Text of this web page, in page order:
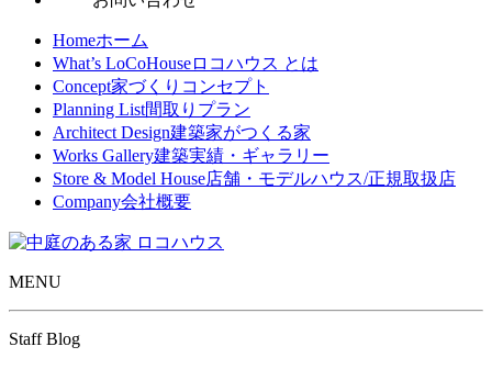
Homeホーム
What’s LoCoHouseロコハウス とは
Concept家づくりコンセプト
Planning List間取りプラン
Architect Design建築家がつくる家
Works Gallery建築実績・ギャラリー
Store & Model House店舗・モデルハウス/正規取扱店
Company会社概要
MENU
Staff Blog